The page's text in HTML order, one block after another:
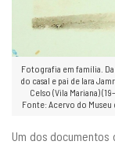
Fotografia em família.
do casal e pai de Iara
Celso (Vila Mariana)
Fonte: Acervo do Museu
Um dos